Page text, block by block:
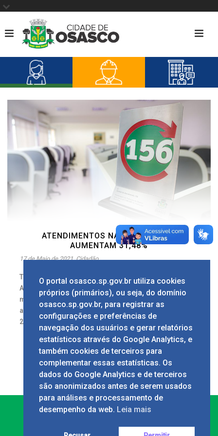
ATENDIMENTOS NA CENTRAL 156
AUMENTAM 31,48%
17 de Maio de 2021 Cidadão
Texto: Talita Castro Imagens: Fernanda Cazarini
A Central 156, canal de comunicação entre o
munícipe e a Prefeitura de Osasco, registrou
alta de 31,48% no número de atendimentos. Em
2020, a média [...]
O portal osasco.sp.gov.br utiliza cookies
próprios (primários), ou seja, do domínio
osasco.sp.gov.br, para registrar as
configurações e preferências de
navegação dos usuários e gerar relatórios
estatísticos através do Google Analytics, e
também cookies de terceiros para
complementar essas estatísticas. Os
dados do Google Analytics e de terceiros
são anonimizados antes de serem usados
para análises e processamento de
desempenho da web. Leia mais